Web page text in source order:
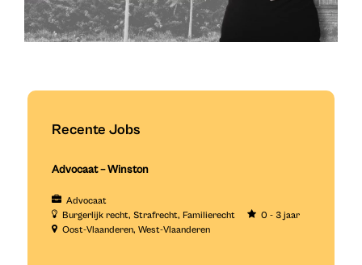
Recente Jobs
Advocaat – Winston
Advocaat
Burgerlijk recht Strafrecht Familierecht
0 - 3 jaar
Oost-Vlaanderen West-Vlaanderen